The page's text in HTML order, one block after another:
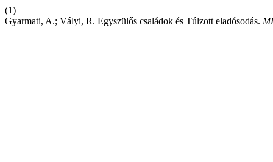
(1)
Gyarmati, A.; Vályi, R. Egyszülős családok és Túlzott eladósodás.